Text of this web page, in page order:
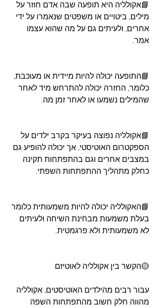
📘אקולליה היא תופעה שבה אדם חוזר על
מילים, ביטויים או משפטים שנאמרו על ידי
אחרים, ולעיתים גם על מה שהוא עצמו
אמר.
📘התופעה יכולה להיות מיידית או מעוכבת,
כלומר, החזרה יכולה להתרחש מיד לאחר
שהמילים נשמעו או לאחר זמן מה.
📘אקולליה נפוצה בעיקר בקרב ילדים על
הספקטרום האוטיסטי, אך יכולה להופיע גם
במצבים אחרים וגם בהתפתחות תקינה
כחלק מתהליך ההתפתחות השפתי.
📘האקולליה יכולה להיות משמעותית כלומר
בעלת משמעות מבחינת השיחה ולעיתים
לא משמעותית ולא פרגמטית.
🟡הקשר בין אקולליה לאוטיזם
עבור רבים מהילדים האוטיסטים, אקולליה
מהווה חלק חשוב מהתפתחות השפה